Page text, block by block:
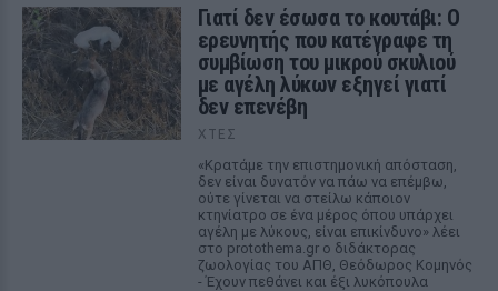
Γιατί δεν έσωσα το κουτάβι: Ο
ερευνητής που κατέγραφε τη
συμβίωση του μικρού σκυλιού
με αγέλη λύκων εξηγεί γιατί
δεν επενέβη
ΧΤΕΣ
«Κρατάμε την επιστημονική απόσταση,
δεν είναι δυνατόν να πάω να επέμβω,
ούτε γίνεται να στείλω κάποιον
κτηνίατρο σε ένα μέρος όπου υπάρχει
αγέλη με λύκους, είναι επικίνδυνο» λέει
στο protothema.gr ο διδάκτορας
ζωολογίας του ΑΠΘ, Θεόδωρος Κομηνός
- Έχουν πεθάνει και έξι λυκόπουλα